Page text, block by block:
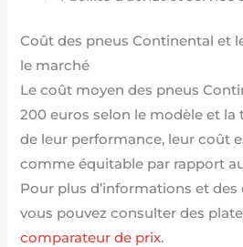
Coût des pneus Continental et
le marché
Le coût moyen des pneus
200 euros selon le modèle et la
de leur performance, leur coût
comme équitable par rapport
Pour plus d’informations et
vous pouvez consulter des
comparateur de prix.